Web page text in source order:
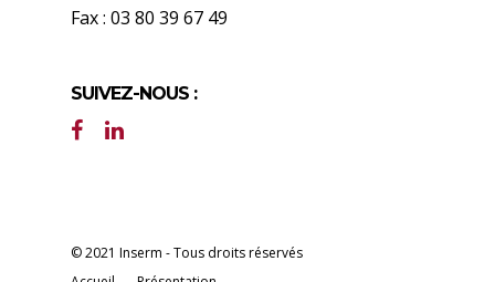
Fax : 03 80 39 67 49
SUIVEZ-NOUS :
© 2021 Inserm - Tous droits réservés